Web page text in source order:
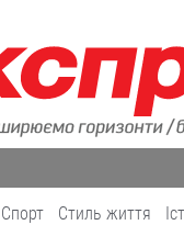
Cпорт Cтиль життя